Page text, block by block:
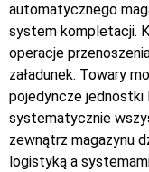
automatycznego
system kompletacji.
operacje
załadunek. Towary
pojedyncze jednostki
systematycznie
zewnątrz magazynu
logistyką a